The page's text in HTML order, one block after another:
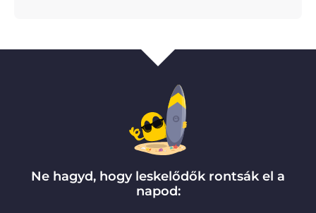
Ne hagyd, hogy leskelődők rontsák el a
napod: